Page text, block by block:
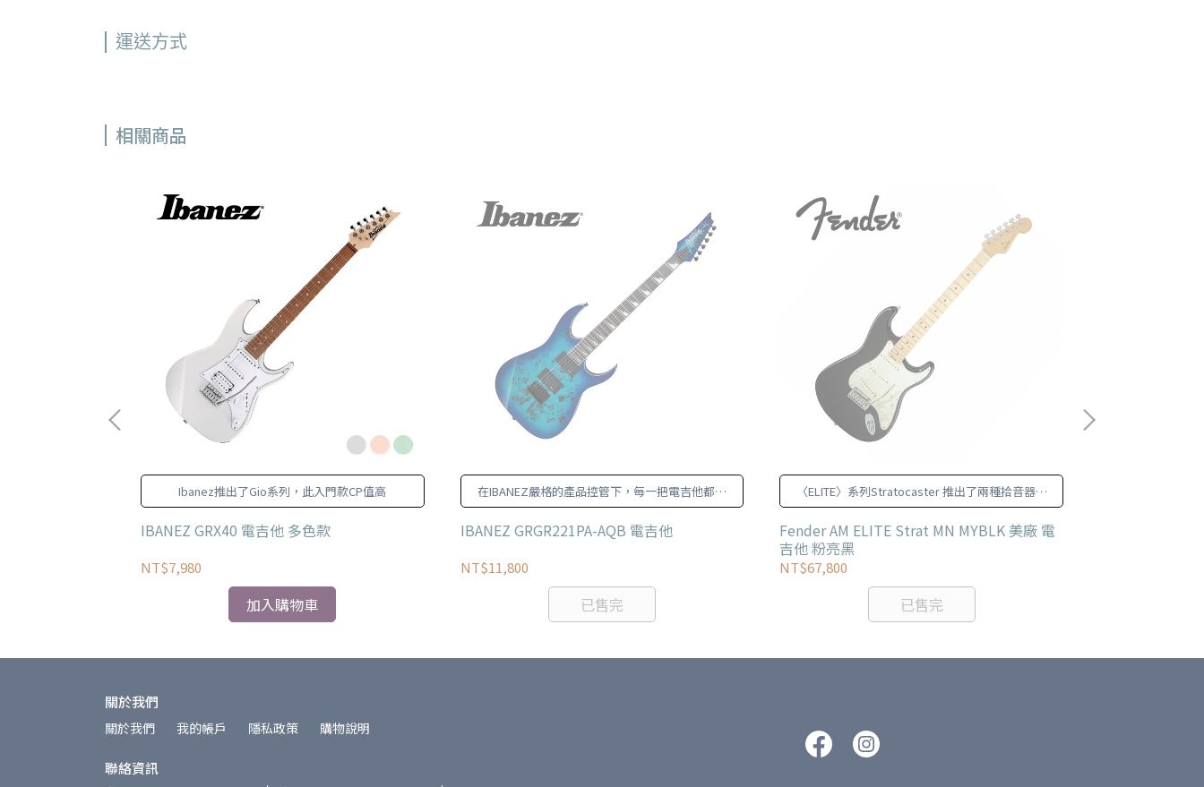
運送方式
相關商品
Ibanez推出了Gio系列，此入門款CP值高
IBANEZ GRX40 電吉他 多色款
NT$7,980
加入購物車
在IBANEZ嚴格的產品控管下，每一把電吉他都有
穩定且可依賴的品質
IBANEZ GRGR221PA-AQB 電吉他
NT$11,800
已售完
〈ELITE〉系列Stratocaster 推出了兩種拾音器配
置版本：SSS（單單單）與HSS （單單雙）。
Fender AM ELITE Strat MN MYBLK 美廠 電
吉他 粉亮黑
NT$67,800
已售完
關於我們
關於我們 我的帳戶 隱私政策 購物說明
聯絡資訊